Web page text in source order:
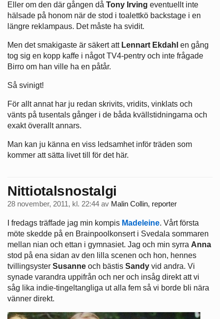
Eller om den där gången då Tony Irving eventuellt inte
hälsade på honom när de stod i toalettkö backstage i en
längre reklampaus. Det måste ha svidit.
Men det smakigaste är säkert att Lennart Ekdahl en gång
tog sig en kopp kaffe i något TV4-pentry och inte frågade
Birro om han ville ha en påtår.
Så svinigt!
För allt annat har ju redan skrivits, vridits, vinklats och
vänts på tusentals gånger i de båda kvällstidningarna och
exakt överallt annars.
Man kan ju känna en viss ledsamhet inför träden som
kommer att sätta livet till för det här.
Nittiotalsnostalgi
28 november, 2011, kl. 22:44 av Malin Collin, reporter
I fredags träffade jag min kompis Madeleine. Vårt första
möte skedde på en Brainpoolkonsert i Svedala sommaren
mellan nian och ettan i gymnasiet. Jag och min syrra Anna
stod på ena sidan av den lilla scenen och hon, hennes
tvillingsyster Susanne och bästis Sandy vid andra. Vi
synade varandra uppifrån och ner och insåg direkt att vi
såg lika indie-tingeltangliga ut alla fem så vi borde bli nära
vänner direkt.